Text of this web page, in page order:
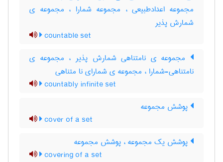
مجموعه اعدادطبیعی ، مجموعه شمارا ، مجموعه ی
شمارش پذیر
countable set
مجموعه ی نامتناهی شمارش پذیر ، مجموعه ی
نامتناهی-شمارا ، مجموعه ی شمارای نا متناهی
countably infinite set
پوشش مجموعه
cover of a set
پوشش یک مجموعه ، پوشش مجموعه
covering of a set